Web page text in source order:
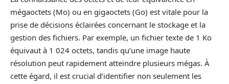
mégaoctets (Mo) ou en gigaoctets (Go) est vitale pour la
prise de décisions éclairées concernant le stockage et la
gestion des fichiers. Par exemple, un fichier texte de 1 Ko
équivaut à 1 024 octets, tandis qu’une image haute
résolution peut rapidement atteindre plusieurs mégas. À
cette égard, il est crucial d’identifier non seulement les